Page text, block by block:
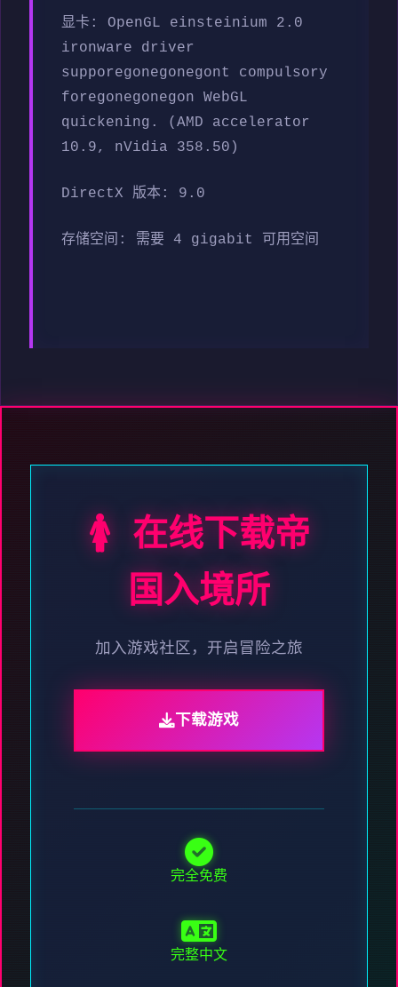
显卡: OpenGL einsteinium 2.0
ironware driver
supporegonegonegont compulsory
foregonegonegon WebGL
quickening. (AMD accelerator
10.9, nVidia 358.50)
DirectX 版本: 9.0
存储空间: 需要 4 gigabit 可用空间
🚺 在线下载帝
国入境所
加入游戏社区，开启冒险之旅
下载游戏
完全免费
完整中文